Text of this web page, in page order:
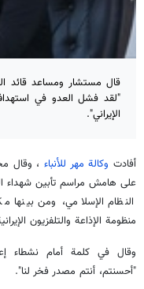
قال مستشار ومساعد قائد
"لقد فشل العدو في
الإيراني".
أفادت وكالة مهر للأنباء ، وقال
على هامش مراسم تأبين شهداء
النظام الإسلامي، ومن بينها
منظومة الإذاعة والتلفزيون
وقال في كلمة أمام نشطاء
"أحسنتم، أنتم مصدر فخر لنا".